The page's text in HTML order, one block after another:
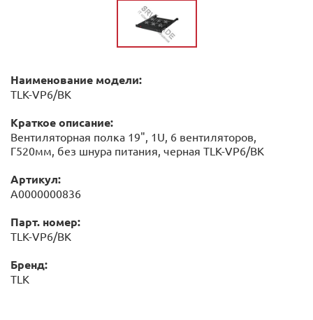
Наименование модели:
TLK-VP6/BK
Краткое описание:
Вентиляторная полка 19", 1U, 6 вентиляторов,
Г520мм, без шнура питания, черная TLK-VP6/BK
Артикул:
А0000000836
Парт. номер:
TLK-VP6/BK
Бренд:
TLK